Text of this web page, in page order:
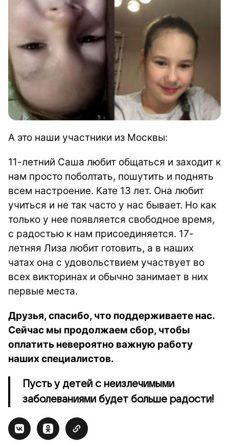
А это наши участники из Москвы:
11-летний Саша любит общаться и заходит к
нам просто поболтать, пошутить и поднять
всем настроение. Кате 13 лет. Она любит
учиться и не так часто у нас бывает. Но как
только у нее появляется свободное время,
с радостью к нам присоединяется. 17-
летняя Лиза любит готовить, а в наших
чатах она с удовольствием участвует во
всех викторинах и обычно занимает в них
первые места.
Друзья, спасибо, что поддерживаете нас.
Сейчас мы продолжаем сбор, чтобы
оплатить невероятно важную работу
наших специалистов.
Пусть у детей с неизлечимыми
заболеваниями будет больше радости!